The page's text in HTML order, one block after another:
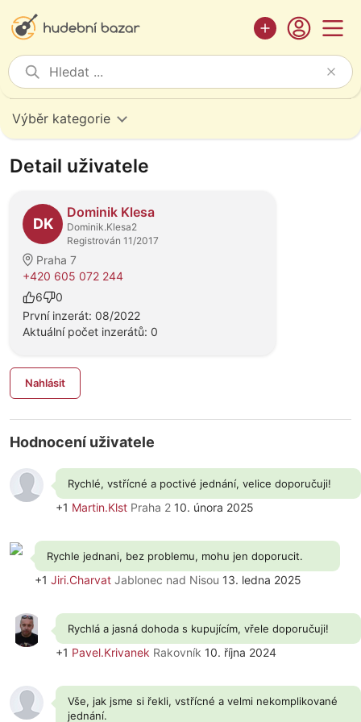
Výběr kategorie
Detail uživatele
DK
Dominik Klesa
Dominik.Klesa2
Registrován 11/2017
Praha 7
+420 605 072 244
6
0
První inzerát: 08/2022
Aktuální počet inzerátů: 0
Nahlásit
Hodnocení uživatele
Rychlé, vstřícné a poctivé jednání, velice doporučuji!
+1 Martin.Klst Praha 2 10. února 2025
Rychle jednani, bez problemu, mohu jen doporucit.
+1 Jiri.Charvat Jablonec nad Nisou 13. ledna 2025
Rychlá a jasná dohoda s kupujícím, vřele doporučuji!
+1 Pavel.Krivanek Rakovník 10. října 2024
Vše, jak jsme si řekli, vstřícné a velmi nekomplikované
jednání.